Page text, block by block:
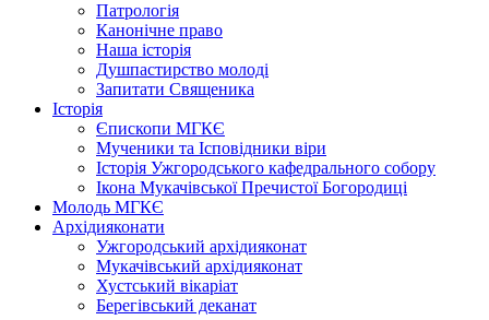
Патрологія
Канонічне право
Наша історія
Душпастирство молоді
Запитати Священика
Історія
Єпископи МГКЄ
Мученики та Ісповідники віри
Історія Ужгородського кафедрального собору
Ікона Мукачівської Пречистої Богородиці
Молодь МГКЄ
Архідияконати
Ужгородський архідияконат
Мукачівський архідияконат
Хустський вікаріат
Берегівський деканат